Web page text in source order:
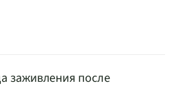
заживления после